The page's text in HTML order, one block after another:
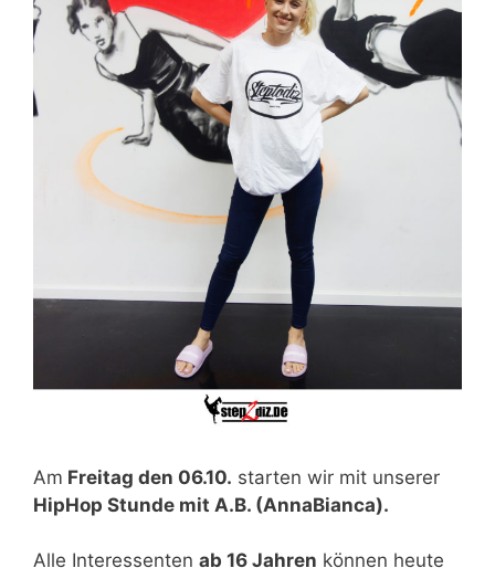
Am Freitag den 06.10. starten wir mit unserer
HipHop Stunde mit A.B. (AnnaBianca).
Alle Interessenten ab 16 Jahren können heute